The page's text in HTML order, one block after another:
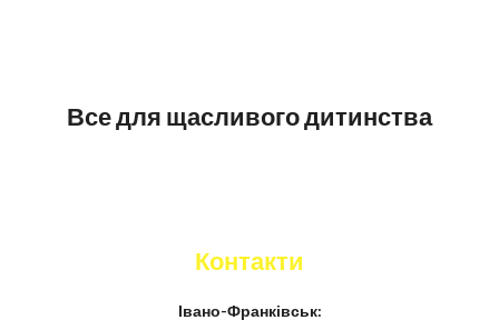
Все для щасливого дитинства
Контакти
Івано-Франківськ: